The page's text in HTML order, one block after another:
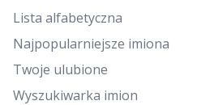
Lista alfabetyczna
Najpopularniejsze imiona
Twoje ulubione
Wyszukiwarka imion